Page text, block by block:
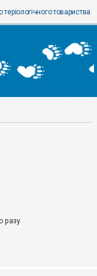
товариства
разу